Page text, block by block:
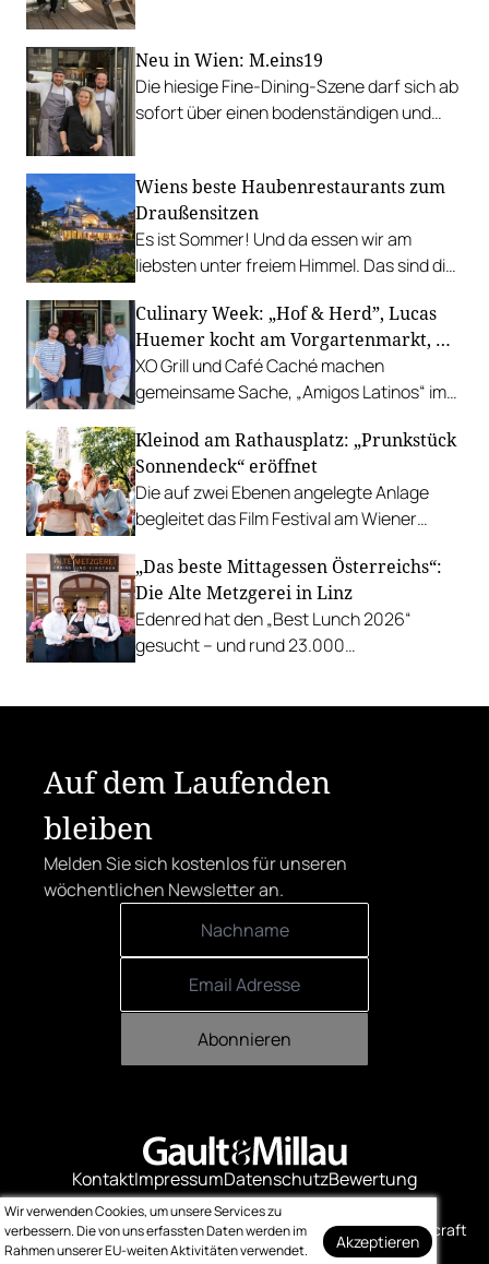
Neu in Wien: M.eins19
Die hiesige Fine-Dining-Szene darf sich ab
sofort über einen bodenständigen und
Wiens beste Haubenrestaurants zum
Draußensitzen
Es ist Sommer! Und da essen wir am
liebsten unter freiem Himmel. Das sind die
Gastgarten.
Culinary Week: „Hof & Herd”, Lucas
Huemer kocht am Vorgartenmarkt, …
XO Grill und Café Caché machen
gemeinsame Sache, „Amigos Latinos“ im
Richard Rauch kocht in der Riederalm
u.v.m.
Kleinod am Rathausplatz: „Prunkstück
Sonnendeck“ eröffnet
Die auf zwei Ebenen angelegte Anlage
begleitet das Film Festival am Wiener
mit Cocktails, Snacks und
Veranstaltungsprogramm.
„Das beste Mittagessen Österreichs“:
Die Alte Metzgerei in Linz
Edenred hat den „Best Lunch 2026“
gesucht – und rund 23.000
Auf dem Laufenden
bleiben
Melden Sie sich kostenlos für unseren
wöchentlichen Newsletter an.
Abonnieren
KontaktImpressumDatenschutzBewertung
Logo-Downloads
© Gault & Millau Made with ❤️ by bitcraft
Wir verwenden Cookies, um unsere Services zu
verbessern. Die von uns erfassten Daten werden im
Rahmen unserer EU-weiten Aktivitäten verwendet.
Akzeptieren